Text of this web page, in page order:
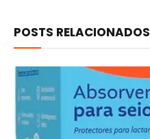
POSTS RELACIONADOS